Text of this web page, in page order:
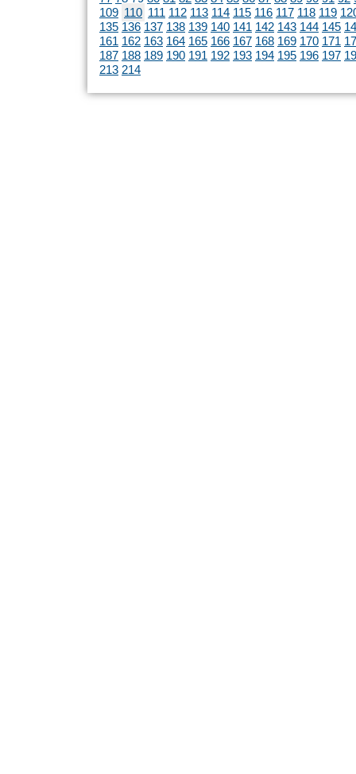
109 110 111 112 113 114 115 116 117 118 119
135 136 137 138 139 140 141 142 143 144 145
161 162 163 164 165 166 167 168 169 170 171
187 188 189 190 191 192 193 194 195 196 197
213 214